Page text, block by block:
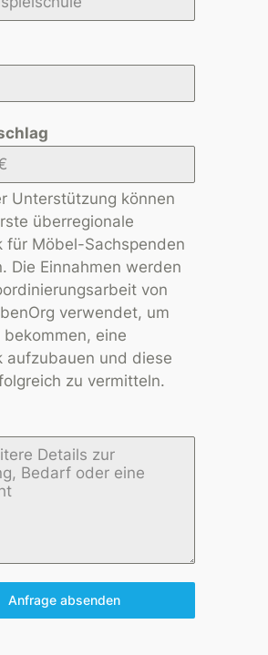
Unterstützung können
überregionale
für Möbel-Sachspenden
Die Einnahmen werden
von
verwendet, um
bekommen, eine
aufzubauen und diese
zu vermitteln.
Anfrage absenden